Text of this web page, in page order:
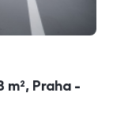
m², Praha -